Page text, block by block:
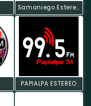
Samaniego Estereo
PAPIALPA ESTEREO